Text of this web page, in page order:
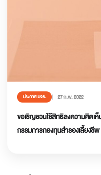
ประกาศ มจธ. 27 ก.พ. 2022
ขอเชิญชวนใช้สิทธิลงความคิด
กรรมการกองทุนสำรองเลี้ยงชี